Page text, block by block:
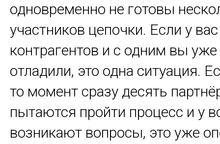
одновременно не готовы
участников цепочки. Если у
контрагентов и с одним вы уже
отладили, это одна ситуация.
то момент сразу десять
пытаются пройти процесс и у
возникают вопросы, это уже